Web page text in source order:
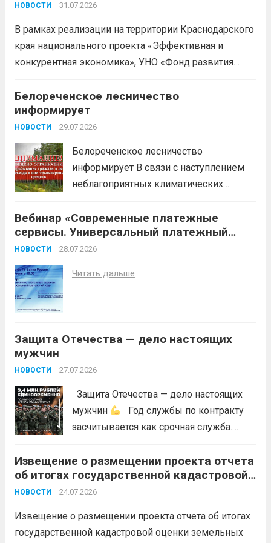
деклараций; Трудовое
планирование и правовое обеспечение;
Микрозаймы для предпринимателей по
низким ставкам; Единый налоговый
+79892903917 Часы работы: 08:00-17:00
Ждем Вас...
НОВОСТИ 31.07.2026
В рамках реализации на территории Краснодарского
края национального проекта «Эффективная и
конкурентная экономика», УНО «Фонд развития
доступных мерах поддержки субъектов малого и
среднего предпринимательства и граждан,
желающих вести бизнес.
Белореченское лесничество
информирует
НОВОСТИ 29.07.2026
Белореченское лесничество
информирует В связи с наступлением
неблагоприятных климатических
воздуха, отсутствие осадков,
порывистый ветер), в целях
недопущения ухудшения лесопожарной
возникновений чрезвычайных
Вебинар «Современные платежные
сервисы. Универсальный платежный
код»
НОВОСТИ 28.07.2026
Читать дальше
Защита Отечества — дело настоящих
мужчин
НОВОСТИ 27.07.2026
Защита Отечества — дело настоящих
мужчин
Год службы по контракту
засчитывается как срочная служба.
невозможен без вашего согласия,
увольнение по окончании срока
гарантировано. Регион предоставляет
бойцам множество мер поддержки:
3,4 млн рублей единовременно;...
Извещение о размещении проекта отчета
об итогах государственной кадастровой
оценки земельных участков на
году
НОВОСТИ 24.07.2026
Извещение о размещении проекта отчета об итогах
государственной кадастровой оценки земельных